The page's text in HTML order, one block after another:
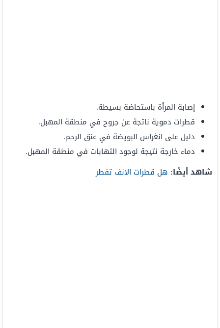
إصابة المرأة باستحاضة بسيطة.
قطرات دموية ناتجة عن جروح في منطقة المهبل.
دليل على انغراس البويضة في عنق الرحم.
دماء خارجة نتيجة لوجود التهابات في منطقة المهبل.
شاهد أيضًا: هل قطرات الانف تفطر